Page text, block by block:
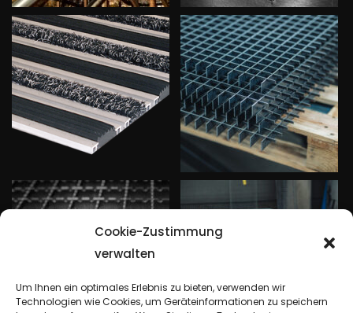
Cookie-Zustimmung
verwalten
Um Ihnen ein optimales Erlebnis zu bieten, verwenden wir
Technologien wie Cookies, um Geräteinformationen zu speichern